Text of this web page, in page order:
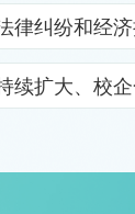
纠纷和
扩大、